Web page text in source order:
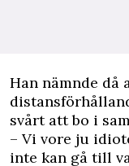
Han nämnde då
svårt att bo i
– Vi vore ju
inte kan gå till